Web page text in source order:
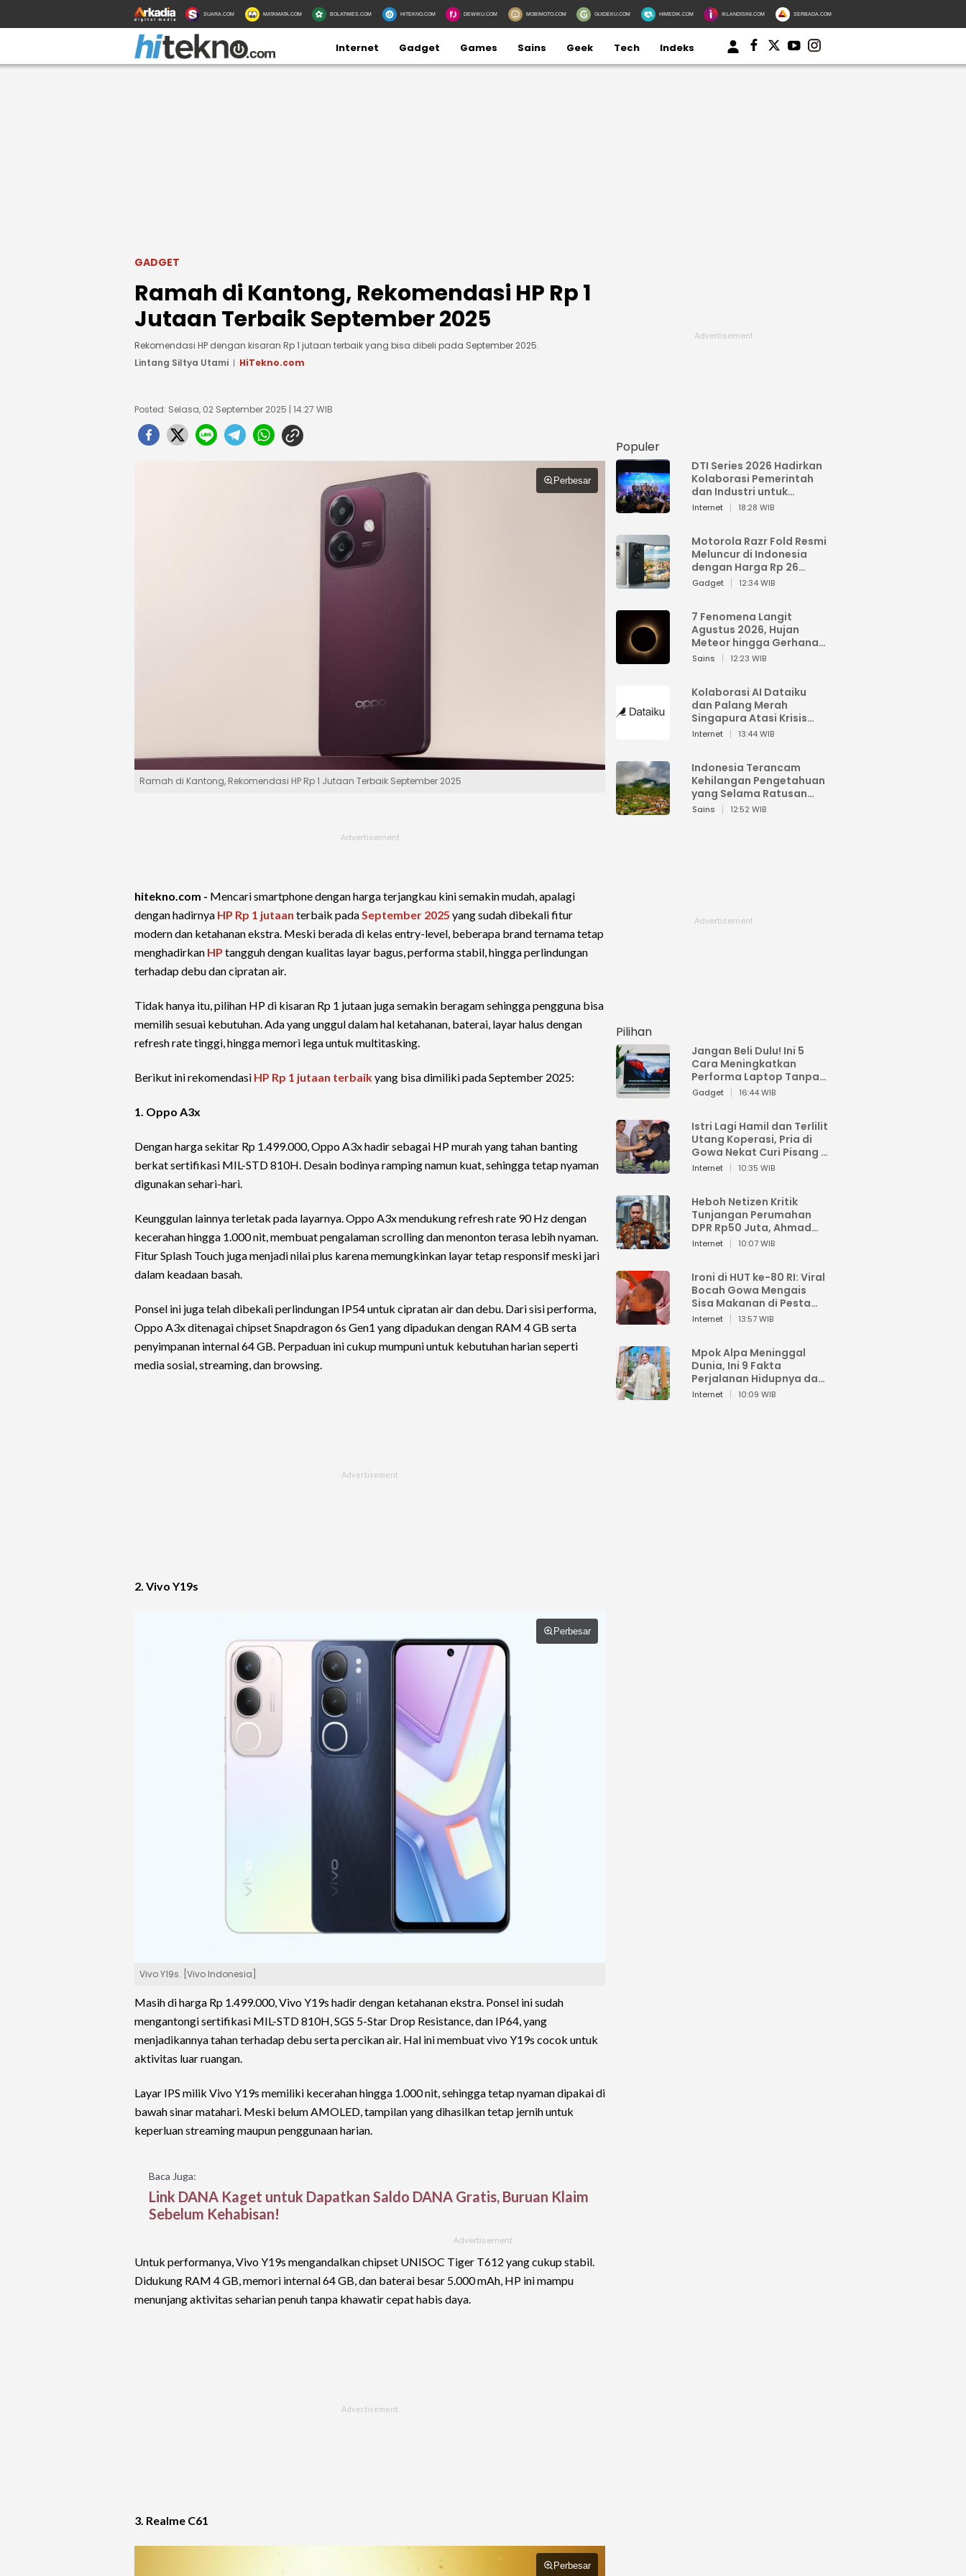
SUARA.COM MATAMATA.COM BOLATIMES.COM HITEKNO.COM DEWIKU.COM MOBIMOTO.COM GUIDEKU.COM HIMEDIK.COM IKLANDISINI.COM SERBADA.COM
Internet Gadget Games Sains Geek Tech Indeks
GADGET
Ramah di Kantong, Rekomendasi HP Rp 1
Jutaan Terbaik September 2025
Rekomendasi HP dengan kisaran Rp 1 jutaan terbaik yang bisa dibeli pada September 2025.
Lintang Siltya Utami
HiTekno.com
Posted: Selasa, 02 September 2025 | 14:27 WIB
Perbesar
Ramah di Kantong, Rekomendasi HP Rp 1 Jutaan Terbaik September 2025
hitekno.com - Mencari smartphone dengan harga terjangkau kini semakin mudah, apalagi
dengan hadirnya HP Rp 1 jutaan terbaik padaSeptember 2025 yang sudah dibekali fitur
modern dan ketahanan ekstra. Meski berada di kelas entry-level, beberapa brand ternama tetap
menghadirkan HP tangguh dengan kualitas layar bagus, performa stabil, hingga perlindungan
terhadap debu dan cipratan air.
Tidak hanya itu, pilihan HP di kisaran Rp 1 jutaan juga semakin beragam sehingga pengguna bisa
memilih sesuai kebutuhan. Ada yang unggul dalam hal ketahanan, baterai, layar halus dengan
refresh rate tinggi, hingga memori lega untuk multitasking.
Berikut ini rekomendasi HP Rp 1 jutaan terbaikyang bisa dimiliki pada September 2025:
1. Oppo A3x
Dengan harga sekitar Rp 1.499.000, Oppo A3x hadir sebagai HP murah yang tahan banting
berkat sertifikasi MIL-STD 810H. Desain bodinya ramping namun kuat, sehingga tetap nyaman
digunakan sehari-hari.
Keunggulan lainnya terletak pada layarnya. Oppo A3x mendukung refresh rate 90 Hz dengan
kecerahan hingga 1.000 nit, membuat pengalaman scrolling dan menonton terasa lebih nyaman.
Fitur Splash Touch juga menjadi nilai plus karena memungkinkan layar tetap responsif meski jari
dalam keadaan basah.
Ponsel ini juga telah dibekali perlindungan IP54 untuk cipratan air dan debu. Dari sisi performa,
Oppo A3x ditenagai chipset Snapdragon 6s Gen1 yang dipadukan dengan RAM 4 GB serta
penyimpanan internal 64 GB. Perpaduan ini cukup mumpuni untuk kebutuhan harian seperti
media sosial, streaming, dan browsing.
2. Vivo Y19s
Perbesar
Vivo Y19s. [Vivo Indonesia]
Masih di harga Rp 1.499.000, Vivo Y19s hadir dengan ketahanan ekstra. Ponsel ini sudah
mengantongi sertifikasi MIL-STD 810H, SGS 5-Star Drop Resistance, dan IP64, yang
menjadikannya tahan terhadap debu serta percikan air. Hal ini membuat vivo Y19s cocok untuk
aktivitas luar ruangan.
Layar IPS milik Vivo Y19s memiliki kecerahan hingga 1.000 nit, sehingga tetap nyaman dipakai di
bawah sinar matahari. Meski belum AMOLED, tampilan yang dihasilkan tetap jernih untuk
keperluan streaming maupun penggunaan harian.
Baca Juga:
Link DANA Kaget untuk Dapatkan Saldo DANA Gratis, Buruan Klaim
Sebelum Kehabisan!
Untuk performanya, Vivo Y19s mengandalkan chipset UNISOC Tiger T612 yang cukup stabil.
Didukung RAM 4 GB, memori internal 64 GB, dan baterai besar 5.000 mAh, HP ini mampu
menunjang aktivitas seharian penuh tanpa khawatir cepat habis daya.
3. Realme C61
Perbesar
Populer
DTI Series 2026 Hadirkan
Kolaborasi Pemerintah
dan Industri untuk
Percepatan
Internet 18:28 WIB
Motorola Razr Fold Resmi
Meluncur di Indonesia
dengan Harga Rp 26
Jutaan
Gadget 12:34 WIB
7 Fenomena Langit
Agustus 2026, Hujan
Meteor hingga Gerhana
Matahari
Sains 12:23 WIB
Kolaborasi AI Dataiku
dan Palang Merah
Singapura Atasi Krisis
Bencana
Internet 13:44 WIB
Indonesia Terancam
Kehilangan Pengetahuan
yang Selama Ratusan
Tahun Menjaga Alam
Sains 12:52 WIB
Pilihan
Jangan Beli Dulu! Ini 5
Cara Meningkatkan
Performa Laptop Tanpa
Harus Beli Baru
Gadget 16:44 WIB
Istri Lagi Hamil dan Terlilit
Utang Koperasi, Pria di
Gowa Nekat Curi Pisang 4
Tandan Milik Tetangga,
Internet 10:35 WIB
Heboh Netizen Kritik
Tunjangan Perumahan
DPR Rp50 Juta, Ahmad
Sahroni: Enggak Senang
Internet 10:07 WIB
Ironi di HUT ke-80 RI: Viral
Bocah Gowa Mengais
Sisa Makanan di Pesta
Kemerdekaan
Internet 13:57 WIB
Mpok Alpa Meninggal
Dunia, Ini 9 Fakta
Perjalanan Hidupnya dari
Viral hingga Puncak
Internet 10:09 WIB